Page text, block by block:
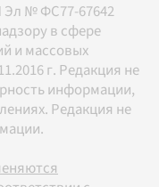
Эл № ФС77-67642
в сфере
и массовых
г. Редакция не
информации,
Редакция не